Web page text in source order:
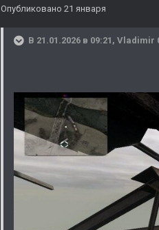
Опубликовано 21 января
В 21.01.2026 в 09:21, Vladimir